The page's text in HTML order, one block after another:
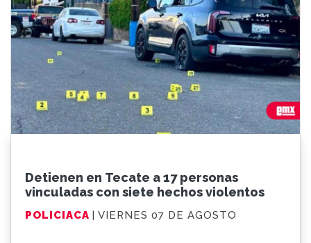
Detienen en Tecate a 17 personas
vinculadas con siete hechos violentos
POLICIACA | VIERNES 07 DE AGOSTO